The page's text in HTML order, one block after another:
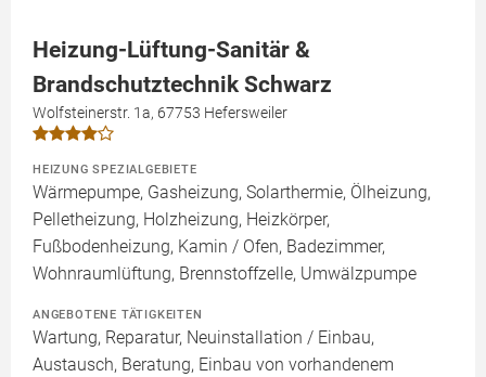
Heizung-Lüftung-Sanitär &
Brandschutztechnik Schwarz
Wolfsteinerstr. 1a, 67753 Hefersweiler
HEIZUNG SPEZIALGEBIETE
Wärmepumpe, Gasheizung, Solarthermie, Ölheizung,
Pelletheizung, Holzheizung, Heizkörper,
Fußbodenheizung, Kamin / Ofen, Badezimmer,
Wohnraumlüftung, Brennstoffzelle, Umwälzpumpe
ANGEBOTENE TÄTIGKEITEN
Wartung, Reparatur, Neuinstallation / Einbau,
Austausch, Beratung, Einbau von vorhandenem